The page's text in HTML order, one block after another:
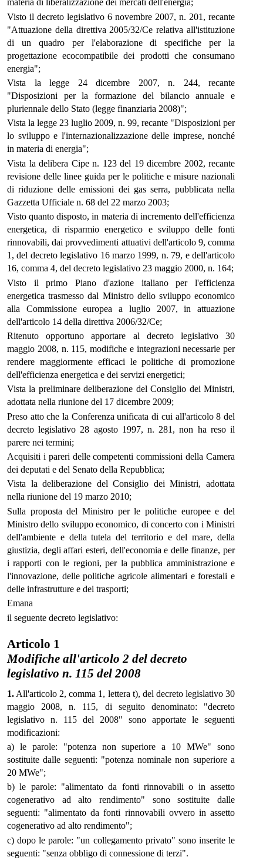
materia di liberalizzazione dei mercati dell'energia;
Visto il decreto legislativo 6 novembre 2007, n. 201, recante
"Attuazione della direttiva 2005/32/Ce relativa all'istituzione
di un quadro per l'elaborazione di specifiche per la
progettazione ecocompatibile dei prodotti che consumano
energia";
Vista la legge 24 dicembre 2007, n. 244, recante
"Disposizioni per la formazione del bilancio annuale e
pluriennale dello Stato (legge finanziaria 2008)";
Vista la legge 23 luglio 2009, n. 99, recante "Disposizioni per
lo sviluppo e l'internazionalizzazione delle imprese, nonché
in materia di energia";
Vista la delibera Cipe n. 123 del 19 dicembre 2002, recante
revisione delle linee guida per le politiche e misure nazionali
di riduzione delle emissioni dei gas serra, pubblicata nella
Gazzetta Ufficiale n. 68 del 22 marzo 2003;
Visto quanto disposto, in materia di incremento dell'efficienza
energetica, di risparmio energetico e sviluppo delle fonti
rinnovabili, dai provvedimenti attuativi dell'articolo 9, comma
1, del decreto legislativo 16 marzo 1999, n. 79, e dell'articolo
16, comma 4, del decreto legislativo 23 maggio 2000, n. 164;
Visto il primo Piano d'azione italiano per l'efficienza
energetica trasmesso dal Ministro dello sviluppo economico
alla Commissione europea a luglio 2007, in attuazione
dell'articolo 14 della direttiva 2006/32/Ce;
Ritenuto opportuno apportare al decreto legislativo 30
maggio 2008, n. 115, modifiche e integrazioni necessarie per
rendere maggiormente efficaci le politiche di promozione
dell'efficienza energetica e dei servizi energetici;
Vista la preliminare deliberazione del Consiglio dei Ministri,
adottata nella riunione del 17 dicembre 2009;
Preso atto che la Conferenza unificata di cui all'articolo 8 del
decreto legislativo 28 agosto 1997, n. 281, non ha reso il
parere nei termini;
Acquisiti i pareri delle competenti commissioni della Camera
dei deputati e del Senato della Repubblica;
Vista la deliberazione del Consiglio dei Ministri, adottata
nella riunione del 19 marzo 2010;
Sulla proposta del Ministro per le politiche europee e del
Ministro dello sviluppo economico, di concerto con i Ministri
dell'ambiente e della tutela del territorio e del mare, della
giustizia, degli affari esteri, dell'economia e delle finanze, per
i rapporti con le regioni, per la pubblica amministrazione e
l'innovazione, delle politiche agricole alimentari e forestali e
delle infrastrutture e dei trasporti;
Emana
il seguente decreto legislativo:
Articolo 1
Modifiche all'articolo 2 del decreto
legislativo n. 115 del 2008
1. All'articolo 2, comma 1, lettera t), del decreto legislativo 30
maggio 2008, n. 115, di seguito denominato: "decreto
legislativo n. 115 del 2008" sono apportate le seguenti
modificazioni:
a) le parole: "potenza non superiore a 10 MWe" sono
sostituite dalle seguenti: "potenza nominale non superiore a
20 MWe";
b) le parole: "alimentato da fonti rinnovabili o in assetto
cogenerativo ad alto rendimento" sono sostituite dalle
seguenti: "alimentato da fonti rinnovabili ovvero in assetto
cogenerativo ad alto rendimento";
c) dopo le parole: "un collegamento privato" sono inserite le
seguenti: "senza obbligo di connessione di terzi".